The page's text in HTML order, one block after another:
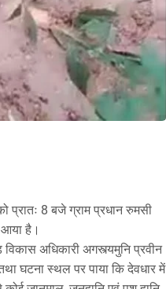
8 बजे ग्राम प्रधान रुमसी
आया है।
अधिकारी अगस्त्यमुनि प्रवीन
घटना स्थल पर पाया कि देवधार में